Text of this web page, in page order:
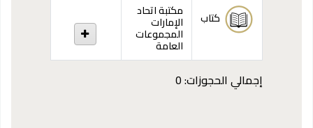
كتاب
مكتبة اتحاد
الإمارات
المجموعات
العامة
إجمالي الحجوزات: 0